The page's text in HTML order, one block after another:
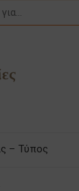
– Τύπος